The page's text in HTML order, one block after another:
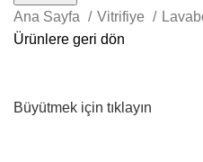
Ana Sayfa
Vitrifiye
Ürünlere geri dön
Büyütmek için tıklayın